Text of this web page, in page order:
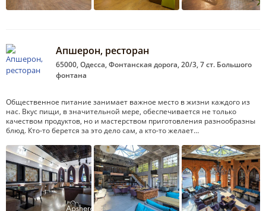
Апшерон, ресторан
65000, Одесса, Фонтанская дорога, 20/3, 7 ст. Большого
фонтана
Общественное питание занимает важное место в жизни каждого из
нас. Вкус пищи, в значительной мере, обеспечивается не только
качеством продуктов, но и мастерством приготовления разнообразны
блюд. Кто-то берется за это дело сам, а кто-то желает…